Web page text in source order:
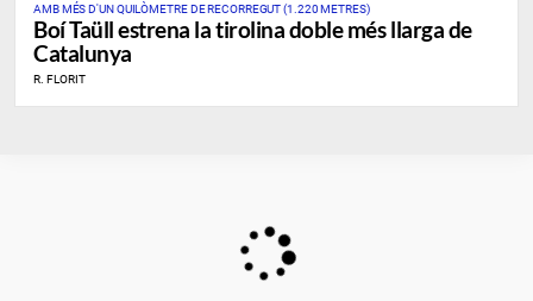
AMB MÉS D'UN QUILÒMETRE DE RECORREGUT (1.220 METRES)
Boí Taüll estrena la tirolina doble més llarga de
Catalunya
R. FLORIT